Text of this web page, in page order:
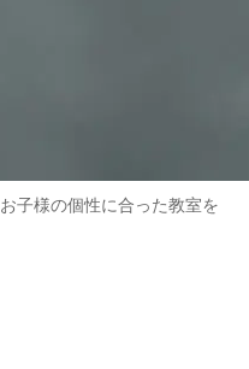
お子様の個性に合った教室を